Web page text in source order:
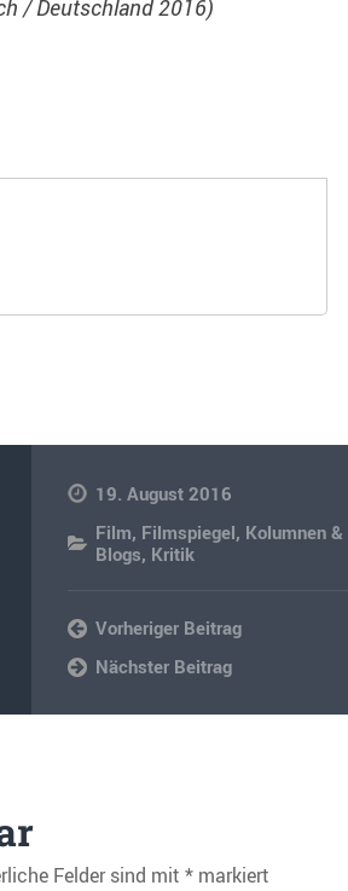
/ Deutschland 2016)
19. August 2016
Film, Filmspiegel, Kolumnen &
Blogs, Kritik
Vorheriger Beitrag
Nächster Beitrag
Felder sind mit *markiert